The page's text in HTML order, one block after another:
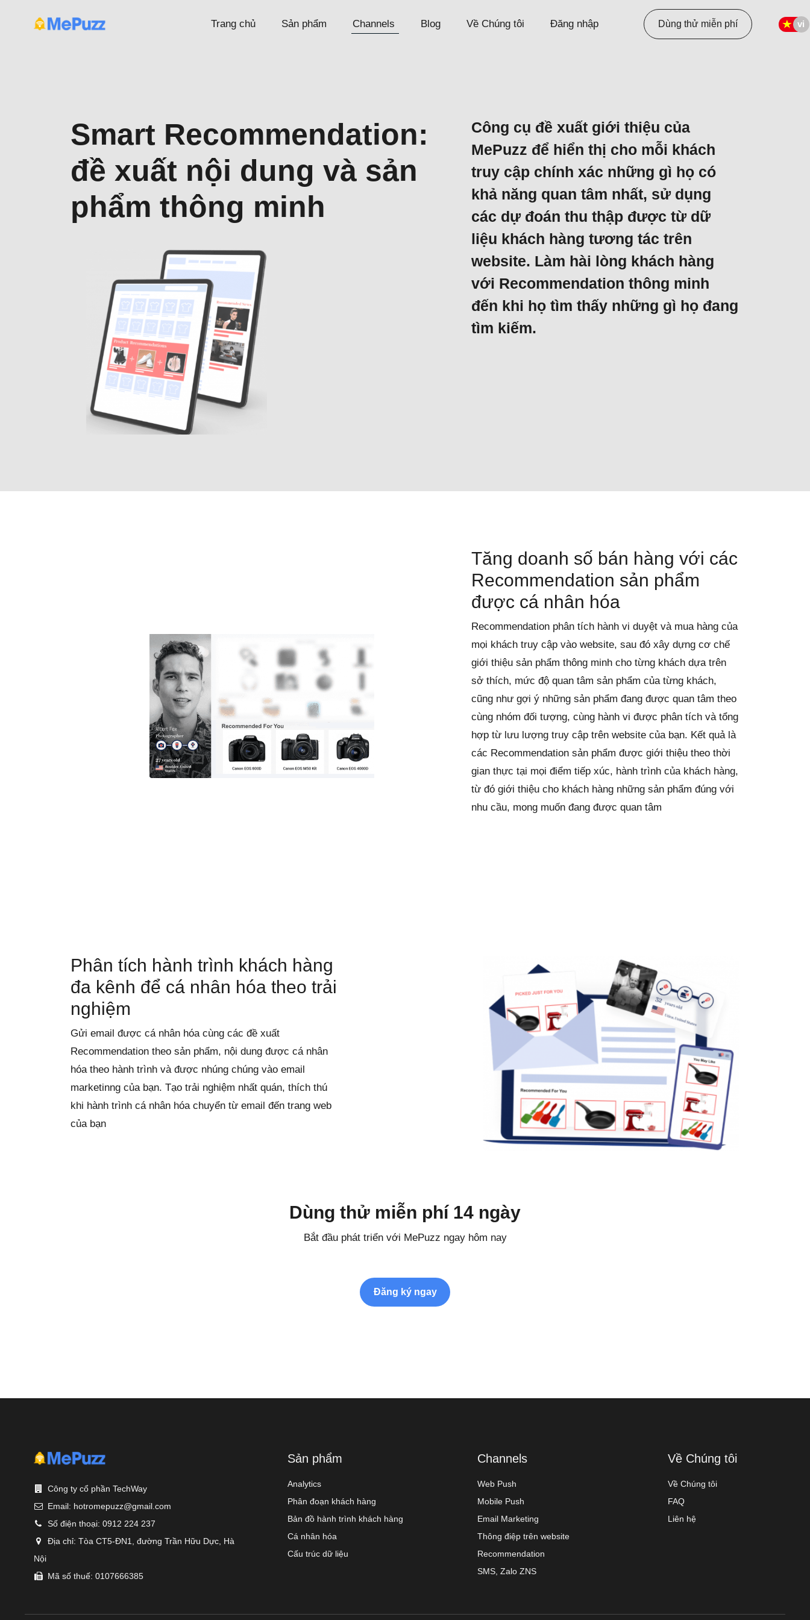
Trang chủ Sản phẩm Channels Blog Về Chúng tôi Đăng nhập Dùng thử miễn phí
Smart Recommendation:
đề xuất nội dung và sản
phẩm thông minh
Công cụ đề xuất giới thiệu của
MePuzz để hiển thị cho mỗi khách
truy cập chính xác những gì họ có
khả năng quan tâm nhất, sử dụng
các dự đoán thu thập được từ dữ
liệu khách hàng tương tác trên
website. Làm hài lòng khách hàng
với Recommendation thông minh
đến khi họ tìm thấy những gì họ đang
tìm kiếm.
Tăng doanh số bán hàng với các
Recommendation sản phẩm
được cá nhân hóa
Recommendation phân tích hành vi duyệt và mua hàng của
mọi khách truy cập vào website, sau đó xây dựng cơ chế
giới thiệu sản phẩm thông minh cho từng khách dựa trên
sở thích, mức độ quan tâm sản phẩm của từng khách,
cũng như gợi ý những sản phẩm đang được quan tâm theo
cùng nhóm đối tượng, cùng hành vi được phân tích và tổng
hợp từ lưu lượng truy cập trên website của bạn. Kết quả là
các Recommendation sản phẩm được giới thiệu theo thời
gian thực tại mọi điểm tiếp xúc, hành trình của khách hàng,
từ đó giới thiệu cho khách hàng những sản phẩm đúng với
nhu cầu, mong muốn đang được quan tâm
Phân tích hành trình khách hàng
đa kênh để cá nhân hóa theo trải
nghiệm
Gửi email được cá nhân hóa cùng các đề xuất
Recommendation theo sản phẩm, nội dung được cá nhân
hóa theo hành trình và được nhúng chúng vào email
marketinng của bạn. Tạo trải nghiệm nhất quán, thích thú
khi hành trình cá nhân hóa chuyển từ email đến trang web
của bạn
Dùng thử miễn phí 14 ngày
Bắt đầu phát triển với MePuzz ngay hôm nay
Đăng ký ngay
Công ty cổ phần TechWay
Email: hotromepuzz@gmail.com
Số điện thoại: 0912 224 237
Địa chỉ: Tòa CT5-ĐN1, đường Trần Hữu Dực, Hà
Nội
Mã số thuế: 0107666385
Sản phẩm
Analytics
Phân đoạn khách hàng
Bản đồ hành trình khách hàng
Cá nhân hóa
Cấu trúc dữ liệu
Channels
Web Push
Mobile Push
Email Marketing
Thông điệp trên website
Recommendation
SMS, Zalo ZNS
Về Chúng tôi
Về Chúng tôi
FAQ
Liên hệ